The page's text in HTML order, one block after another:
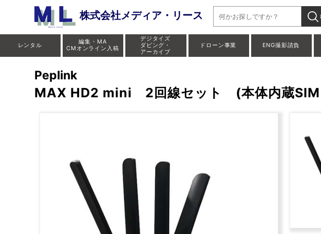
株式会社メディア・リース
レンタル
編集・MA
CMオンライン入稿
デジタイズ
ダビング・
アーカイブ
ドローン事業 ENG撮影請負
Peplink
MAX HD2 mini 2回線セット (本体内蔵SIM